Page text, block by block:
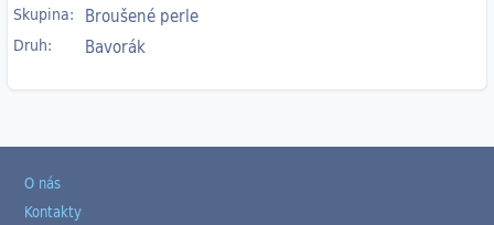
Skupina: Broušené perle
Druh: Bavorák
O nás
Kontakty